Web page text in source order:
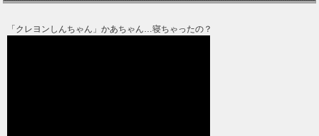
「クレヨンしんちゃん」かあちゃん…寝ちゃったの？